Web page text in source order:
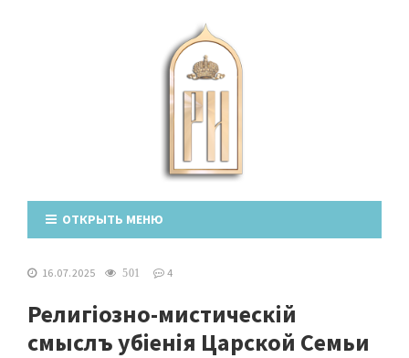
ОТКРЫТЬ МЕНЮ
16.07.2025 501 4
Религіозно-мистическій
смыслъ убіенія Царской Семьи